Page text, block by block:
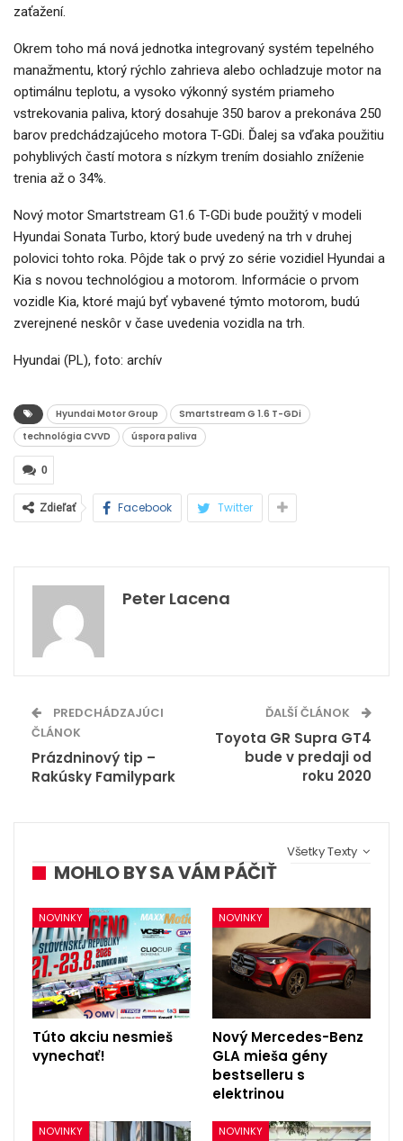
zaťažení.
Okrem toho má nová jednotka integrovaný systém tepelného
manažmentu, ktorý rýchlo zahrieva alebo ochladzuje motor na
optimálnu teplotu, a vysoko výkonný systém priameho
vstrekovania paliva, ktorý dosahuje 350 barov a prekonáva 250
barov predchádzajúceho motora T-GDi. Ďalej sa vďaka použitiu
pohyblivých častí motora s nízkym trením dosiahlo zníženie
trenia až o 34%.
Nový motor Smartstream G1.6 T-GDi bude použitý v modeli
Hyundai Sonata Turbo, ktorý bude uvedený na trh v druhej
polovici tohto roka. Pôjde tak o prvý zo série vozidiel Hyundai a
Kia s novou technológiou a motorom. Informácie o prvom
vozidle Kia, ktoré majú byť vybavené týmto motorom, budú
zverejnené neskôr v čase uvedenia vozidla na trh.
Hyundai (PL), foto: archív
Hyundai Motor Group
Smartstream G 1.6 T-GDi
technológia CVVD
úspora paliva
0
Zdieľať Facebook Twitter
Peter Lacena
PREDCHÁDZAJÚCI
ČLÁNOK
Prázdninový tip –
Rakúsky Familypark
ĎALŠÍ ČLÁNOK
Toyota GR Supra GT4
bude v predaji od
roku 2020
Všetky Texty
MOHLO BY SA VÁM PÁČIŤ
NOVINKY
Túto akciu nesmieš
vynechať!
NOVINKY
Nový Mercedes-Benz
GLA mieša gény
bestselleru s
elektrinou
NOVINKY NOVINKY